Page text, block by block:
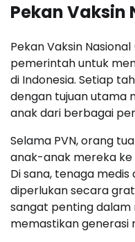
Pekan Vaksin
Pekan Vaksin
pemerintah untuk
di Indonesia. Setiap
dengan tujuan utama
anak dari berbagai
Selama PVN, orang
anak-anak mereka
Di sana, tenaga
diperlukan secara
sangat penting
memastikan generasi